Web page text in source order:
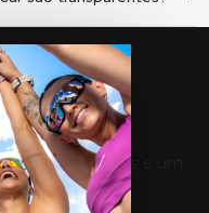
promoções e um
compra.